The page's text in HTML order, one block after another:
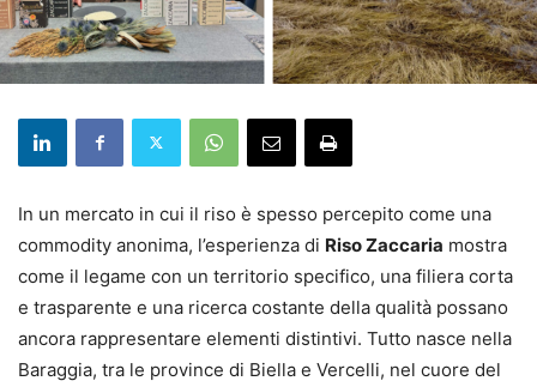
In un mercato in cui il riso è spesso percepito come una
commodity anonima, l’esperienza di Riso Zaccaria mostra
come il legame con un territorio specifico, una filiera corta
e trasparente e una ricerca costante della qualità possano
ancora rappresentare elementi distintivi. Tutto nasce nella
Baraggia, tra le province di Biella e Vercelli, nel cuore del